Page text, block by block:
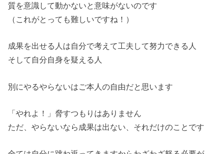
質を意識して動かないと意味がないのです
（これがとっても難しいですね！）
成果を出せる人は自分で考えて工夫して努力できる人
そして自分自身を疑える人
別にやるやらないはご本人の自由だと思います
「やれよ！」脅すつもりはありません
ただ、やらないなら成果は出ない、それだけのことです